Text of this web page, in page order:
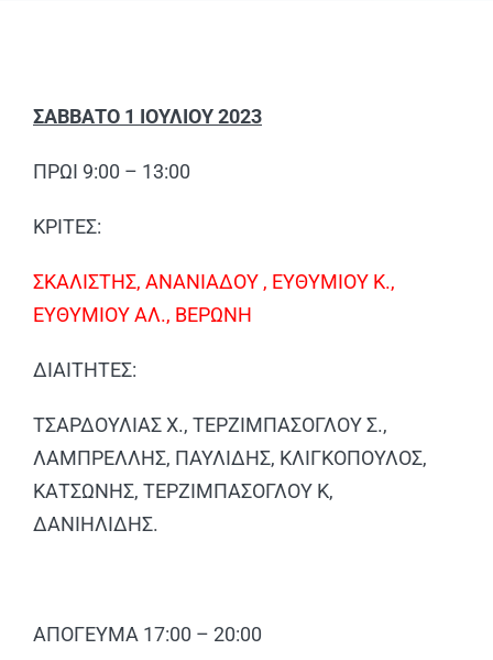
ΣΑΒΒΑΤΟ 1 ΙΟΥΛΙΟΥ 2023
ΠΡΩΙ 9:00 – 13:00
ΚΡΙΤΕΣ:
ΣΚΑΛΙΣΤΗΣ, ΑΝΑΝΙΑΔΟΥ , ΕΥΘΥΜΙΟΥ Κ.,
ΕΥΘΥΜΙΟΥ ΑΛ., ΒΕΡΩΝΗ
ΔΙΑΙΤΗΤΕΣ:
ΤΣΑΡΔΟΥΛΙΑΣ Χ., ΤΕΡΖΙΜΠΑΣΟΓΛΟΥ Σ.,
ΛΑΜΠΡΕΛΛΗΣ, ΠΑΥΛΙΔΗΣ, ΚΛΙΓΚΟΠΟΥΛΟΣ,
ΚΑΤΣΩΝΗΣ, ΤΕΡΖΙΜΠΑΣΟΓΛΟΥ Κ,
ΔΑΝΙΗΛΙΔΗΣ.
ΑΠΟΓΕΥΜΑ 17:00 – 20:00